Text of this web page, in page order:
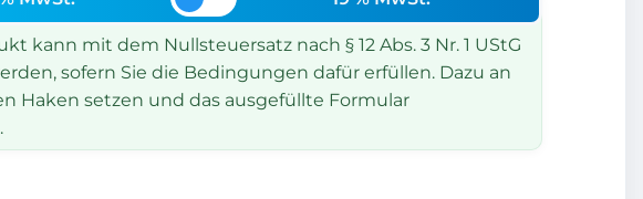
kann mit dem Nullsteuersatz nach § 12 Abs. 3 Nr. 1 UStG
sofern Sie die Bedingungen dafür erfüllen. Dazu an
Haken setzen und das ausgefüllte Formular